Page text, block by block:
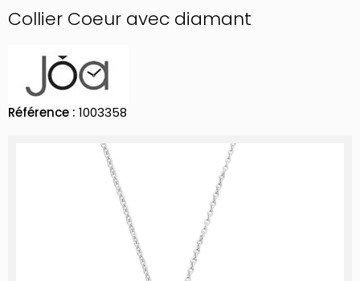
Collier Coeur avec diamant
Référence : 1003358